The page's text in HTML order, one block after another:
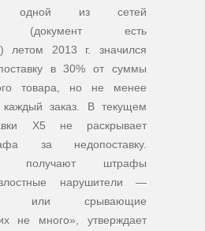
одной из сетей
(документ есть
летом 2013 г. значился
в 30% от суммы
товара, но не менее
заказ. В текущем
Х5 не раскрывает
за недопоставку.
получают штрафы
нарушители —
или срывающие
не много», утверждает